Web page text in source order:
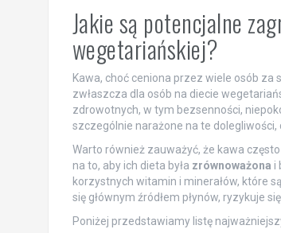
Jakie są potencjalne
wegetariańskiej?
Kawa, choć ceniona przez wiele osób za
zwłaszcza dla osób na diecie
zdrowotnych, w tym bezsenności,
szczególnie narażone na te
Warto również zauważyć, że kawa
na to, aby ich dieta była zrównoważona i
korzystnych witamin i minerałów, które
się głównym źródłem płynów, ryzykuje
Poniżej przedstawiamy listę